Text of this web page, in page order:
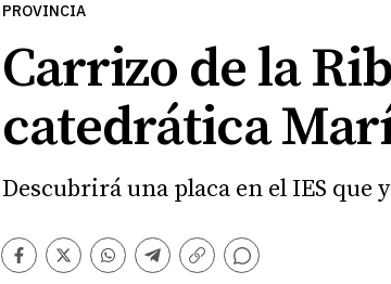
PROVINCIA
Carrizo de la
catedrática
Descubrirá una placa en el IES
Facebook
TwitterWhatsapp
Telegram
Copiar
Comentarios